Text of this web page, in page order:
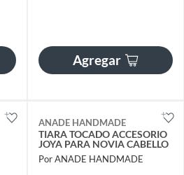
Agregar
ANADE HANDMADE
TIARA TOCADO ACCESORIO
JOYA PARA NOVIA CABELLO
Por ANADE HANDMADE